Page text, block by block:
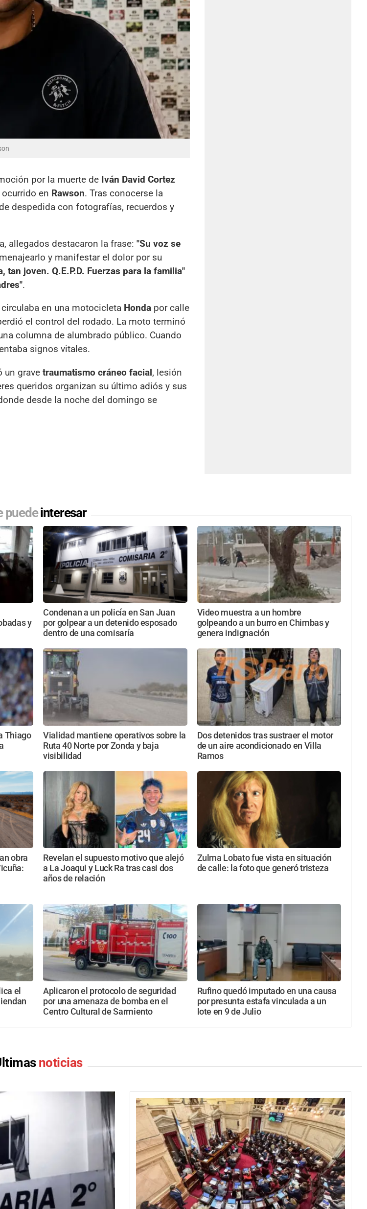
por la muerte de Iván David Cortez
en Rawson. Tras conocerse la
despedida con fotografías, recuerdos y
allegados destacaron la frase: "Su voz se
y manifestar el dolor por su
tan joven. Q.E.P.D. Fuerzas para la familia"
.
en una motocicleta Honda por calle
el control del rodado. La moto terminó
columna de alumbrado público. Cuando
signos vitales.
un grave traumatismo cráneo facial, lesión
queridos organizan su último adiós y sus
desde la noche del domingo se
puedeinteresar
y
Condenan a un policía en San Juan
por golpear a un detenido esposado
dentro de una comisaría
Video muestra a un hombre
golpeando a un burro en Chimbas y
genera indignación
Thiago
Vialidad mantiene operativos sobre la
Ruta 40 Norte por Zonda y baja
visibilidad
Dos detenidos tras sustraer el motor
de un aire acondicionado en Villa
Ramos
obra
Revelan el supuesto motivo que alejó
a La Joaqui y Luck Ra tras casi dos
años de relación
Zulma Lobato fue vista en situación
de calle: la foto que generó tristeza
el
Aplicaron el protocolo de seguridad
por una amenaza de bomba en el
Centro Cultural de Sarmiento
Rufino quedó imputado en una causa
por presunta estafa vinculada a un
lote en 9 de Julio
noticias